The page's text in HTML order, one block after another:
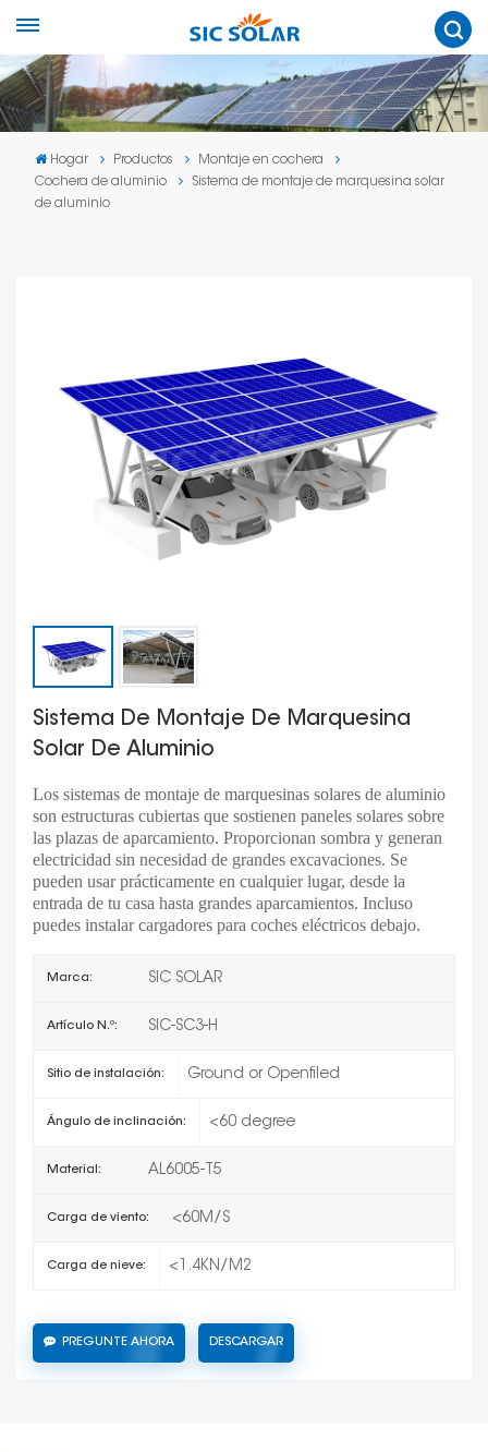
Hogar Productos
Montaje en cochera
Cochera de aluminio
Sistema de montaje de marquesina solar
de aluminio
Sistema De Montaje De Marquesina
Solar De Aluminio
Los sistemas de montaje de marquesinas solares de aluminio
son estructuras cubiertas que sostienen paneles solares sobre
las plazas de aparcamiento. Proporcionan sombra y generan
electricidad sin necesidad de grandes excavaciones. Se
pueden usar prácticamente en cualquier lugar, desde la
entrada de tu casa hasta grandes aparcamientos. Incluso
puedes instalar cargadores para coches eléctricos debajo.
Marca: SIC SOLAR
Artículo N.º: SIC-SC3-H
Sitio de instalación: Ground or Openfiled
Ángulo de inclinación: <60 degree
Material: AL6005-T5
Carga de viento: <60M/S
Carga de nieve: <1.4KN/M2
PREGUNTE AHORA DESCARGAR